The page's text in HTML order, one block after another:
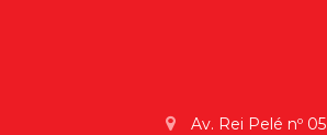
Av. Rei Pelé nº 05